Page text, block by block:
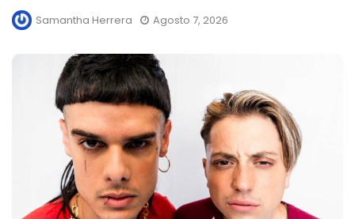
Samantha Herrera Agosto 7, 2026